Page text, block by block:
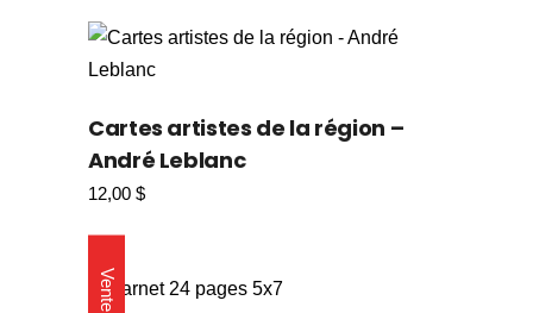
Cartes artistes de la région –
André Leblanc
12,00 $
Vente